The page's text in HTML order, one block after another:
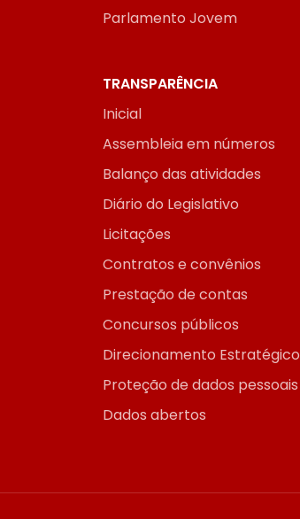
Parlamento Jovem
TRANSPARÊNCIA
Inicial
Assembleia em números
Balanço das atividades
Diário do Legislativo
Licitações
Contratos e convênios
Prestação de contas
Concursos públicos
Direcionamento Estratégico
Proteção de dados pessoais
Dados abertos